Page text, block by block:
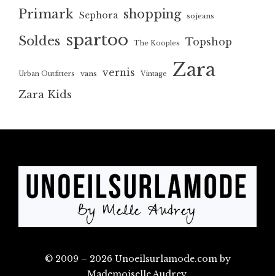
Primark Sephora shopping sojeans
Soldes spartoo The Kooples Topshop
Urban Outfitters vans vernis Vintage Zara
Zara Kids
© 2009 – 2026 Unoeilsurlamode.com by